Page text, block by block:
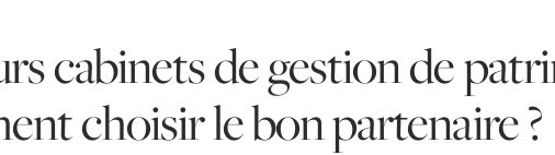
cabinets de gestion de
choisir le bon partenaire ?